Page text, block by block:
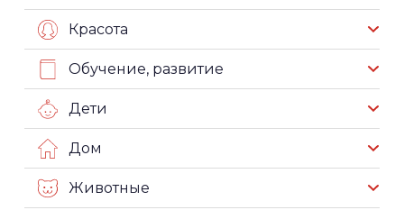
Красота
Обучение, развитие
Дети
Дом
Животные